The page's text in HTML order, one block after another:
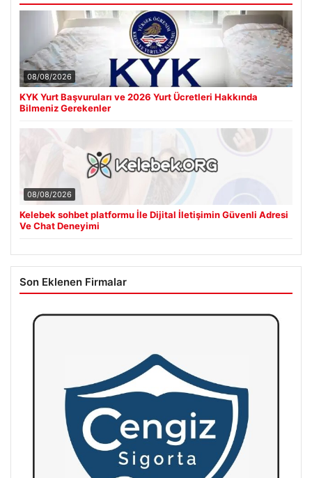
08/08/2026
KYK Yurt Başvuruları ve 2026 Yurt Ücretleri Hakkında
Bilmeniz Gerekenler
08/08/2026
Kelebek sohbet platformu İle Dijital İletişimin Güvenli Adresi
Ve Chat Deneyimi
Son Eklenen Firmalar